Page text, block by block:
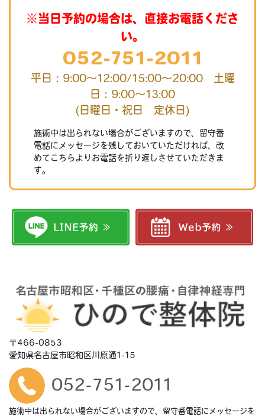
※当日予約の場合は、直接お電話くださ
い。
052-751-2011
平日：9:00～12:00/15:00～20:00 土曜
日：9:00～13:00
(日曜日・祝日 定休日)
施術中は出られない場合がございますので、留守番
電話にメッセージを残しておいていただければ、改
めてこちらよりお電話を折り返しさせていただきま
す。
〒466-0853
愛知県名古屋市昭和区川原通1-15
052-751-2011
施術中は出られない場合がございますので、留守番電話にメッセージを